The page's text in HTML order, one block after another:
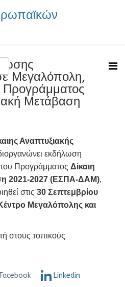
Μεγαλόπολη,
Προγράμματος
Μετάβαση
Αναπτυξιακής
εκδήλωση
Προγράμματος Δίκαιη
2021-2027 (ΕΣΠΑ-ΔΑΜ),
στις 30 Σεπτεμβρίου
Μεγαλόπολης και
στους τοπικούς
Facebook Linkedin